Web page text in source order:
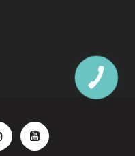
КНОПКА
ЗВ'ЯЗКУ